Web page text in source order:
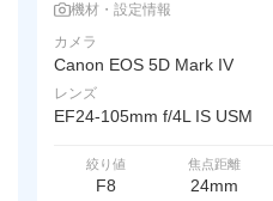
機材・設定情報
カメラ
Canon EOS 5D Mark IV
レンズ
EF24-105mm f/4L IS USM
絞り値
F8
焦点距離
24mm